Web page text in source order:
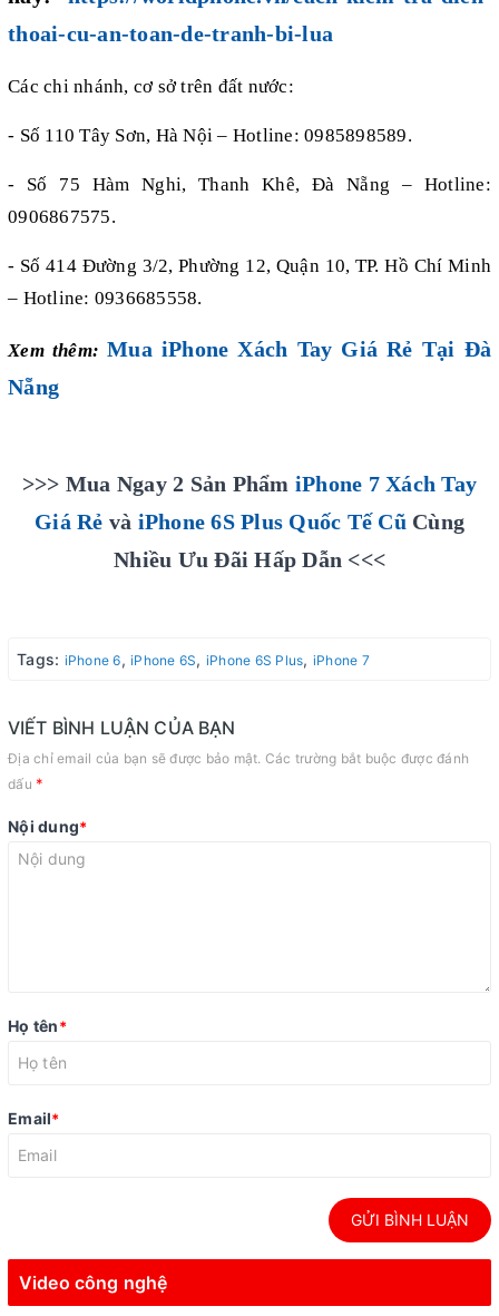
thoai-cu-an-toan-de-tranh-bi-lua
Các chi nhánh, cơ sở trên đất nước:
- Số 110 Tây Sơn, Hà Nội – Hotline: 0985898589.
- Số 75 Hàm Nghi, Thanh Khê, Đà Nẵng – Hotline:
0906867575.
- Số 414 Đường 3/2, Phường 12, Quận 10, TP. Hồ Chí Minh
– Hotline: 0936685558.
Xem thêm: Mua iPhone Xách Tay Giá Rẻ Tại Đà
Nẵng
>>> Mua Ngay 2 Sản Phẩm iPhone 7 Xách Tay
Giá Rẻ và iPhone 6S Plus Quốc Tế Cũ Cùng
Nhiều Ưu Đãi Hấp Dẫn <<<
Tags: iPhone 6, iPhone 6S, iPhone 6S Plus, iPhone 7
VIẾT BÌNH LUẬN CỦA BẠN
Địa chỉ email của bạn sẽ được bảo mật. Các trường bắt buộc được đánh
dấu *
Nội dung*
Họ tên*
Email*
GỬI BÌNH LUẬN
Video công nghệ